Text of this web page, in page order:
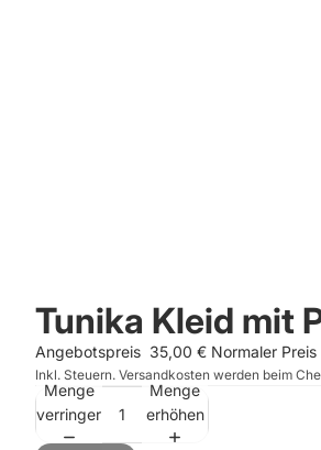
Tunika Kleid mit
Angebotspreis 35,00 € Normaler Preis
Inkl. Steuern. Versandkosten werden beim
Menge
verringern
Menge
erhöhen